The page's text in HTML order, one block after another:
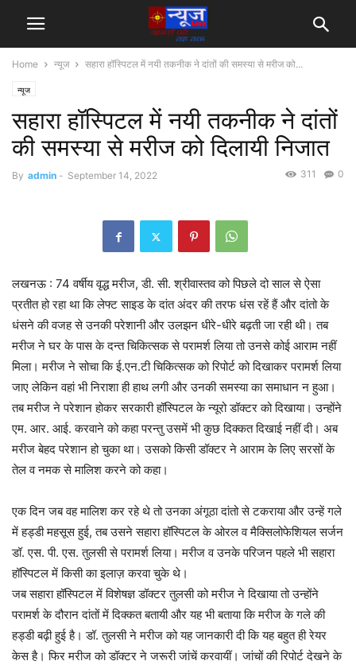
Home न्यूज सहारा हॉस्पिटल में नयी तकनीक ने दांतों की समस्या से मरीज को...
न्यूज
सहारा हॉस्पिटल में नयी तकनीक ने दांतों
की समस्या से मरीज को दिलायी निजात
By admin - September 14, 2022 0
311
लखनऊ : 74 वर्षीय वृद्ध मरीज, डी. सी. श्रीवास्तव को पिछले दो साल से ऐसा
प्रतीत हो रहा था कि लेफ्ट साइड के दांत अंदर की तरफ धंस रहें हैं और दांतो के
धंसने की वजह से उनकी परेशानी और उलझन धीरे-धीरे बढ़ती जा रही थी। तब
मरीज ने घर‌ के पास के दन्त चिकित्सक से परामर्श लिया तो उनसे कोई आराम नहीं
मिला। मरीज ने सोचा कि ई.एन.टी चिकित्सक को रिपोर्ट को दिखाकर परामर्श लिया
जाए लेकिन वहां भी निराशा ही हाथ लगी और उनकी समस्या का समाधान न हुआ।
तब मरीज ने परेशान होकर सरकारी हॉस्पिटल के न्यूरो डॉक्टर को दिखाया। उन्होंने
एम. आर. आई. करवाने को कहा परन्तु उसमें भी कुछ दिक्कत दिखाई नहीं दी। अब
मरीज बेहद परेशान हो चुका था। उसको किसी डॉक्टर ने आराम के लिए सरसों के
तेल व नमक से मालिश करने को कहा।
एक दिन जब वह मालिश कर रहे थे तो उनका अंगूठा दांतो से टकराया और उन्हें गले
में हड्डी महसूस हुई, तब उसने सहारा हॉस्पिटल के ओरल व मैक्सिलोफेशियल सर्जन
डॉ. एस. पी. एस. तुलसी से परामर्श लिया। मरीज व उनके परिजन पहले भी सहारा
हॉस्पिटल में किसी का इलाज़ करवा चुके थे।
जब सहारा हॉस्पिटल में विशेषज्ञ डॉक्टर तुलसी को मरीज ने दिखाया तो उन्होंने
परामर्श के दौरान दांतों में दिक्कत बतायी और यह भी बताया कि मरीज के गले की
हड्डी बढ़ी हुई है। डॉ. तुलसी ने मरीज को यह जानकारी दी कि यह बहुत ही रेयर
केस है। फिर मरीज को डॉक्टर ने जरूरी जांचें करवायीं। जांचों की रिपोर्ट देखने के